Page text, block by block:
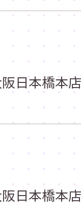
日本橋本店
日本橋本店